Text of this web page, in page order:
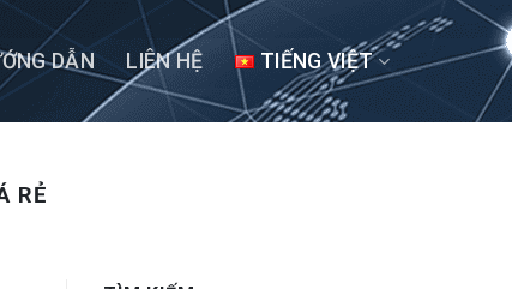
DẪN LIÊN HỆ TIẾNG VIỆT
RẺ